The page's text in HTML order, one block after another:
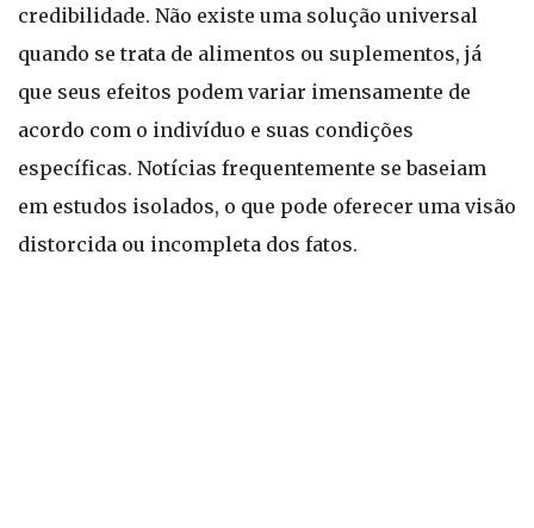
credibilidade. Não existe uma solução universal
quando se trata de alimentos ou suplementos, já
que seus efeitos podem variar imensamente de
acordo com o indivíduo e suas condições
específicas. Notícias frequentemente se baseiam
em estudos isolados, o que pode oferecer uma visão
distorcida ou incompleta dos fatos.